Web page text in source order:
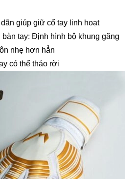
giúp giữ cổ tay linh hoạt
bàn tay: Định hình bộ khung găng
nhẹ hơn hẳn
có thể tháo rời